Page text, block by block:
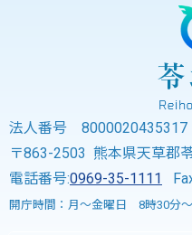
法人番号 8000020435317
〒863-2503 熊本県天草郡
電話番号:0969-35-1111
開庁時間：月～金曜日 8時30分